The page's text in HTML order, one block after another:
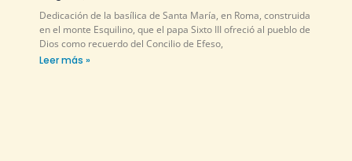
Dedicación de la basílica de Santa María, en Roma, construida
en el monte Esquilino, que el papa Sixto III ofreció al pueblo de
Dios como recuerdo del Concilio de Efeso,
Leer más »